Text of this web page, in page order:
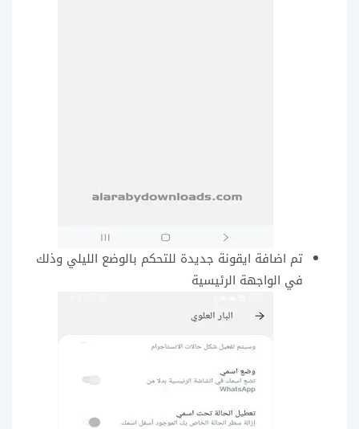
تم اضافة ايقونة جديدة للتحكم بالوضع الليلي وذلك
في الواجهة الرئيسية